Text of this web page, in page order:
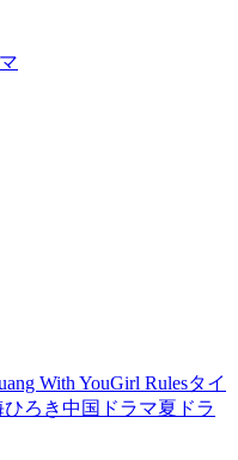
With YouGirl Rulesタイ
ろき中国ドラマ夏ドラ